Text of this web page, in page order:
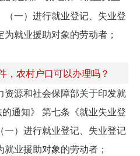
一）进行就业登记、失业登
就业援助对象的劳动者；
，农村户口可以办理吗？
源和社会保障部关于印发就
通知》 第七条《就业失业登
）进行就业登记、失业登记
业援助对象的劳动者；